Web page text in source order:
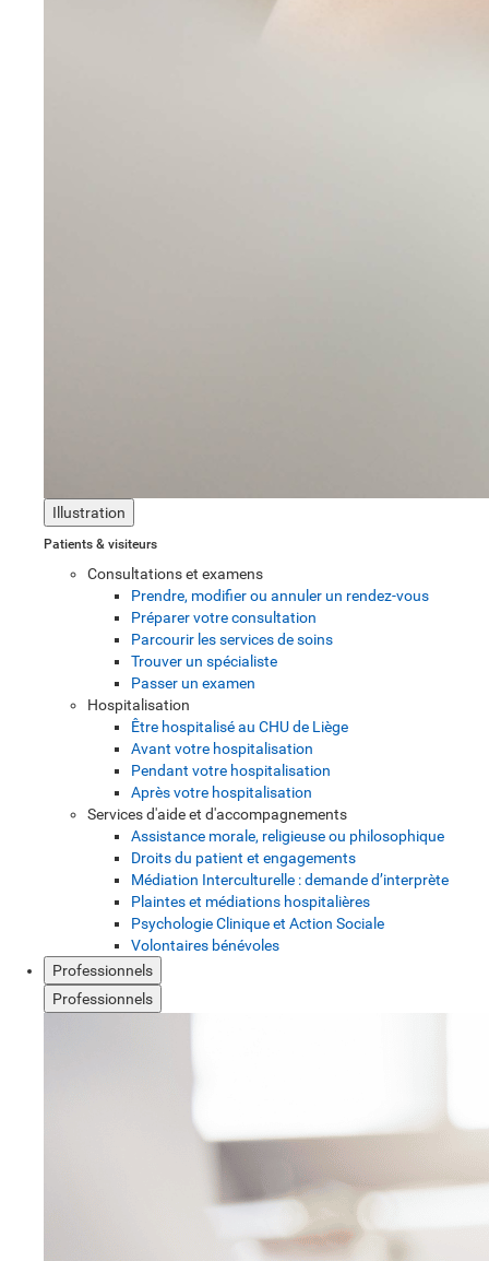
Illustration
Patients & visiteurs
Consultations et examens
Prendre, modifier ou annuler un rendez-vous
Préparer votre consultation
Parcourir les services de soins
Trouver un spécialiste
Passer un examen
Hospitalisation
Être hospitalisé au CHU de Liège
Avant votre hospitalisation
Pendant votre hospitalisation
Après votre hospitalisation
Services d'aide et d'accompagnements
Assistance morale, religieuse ou philosophique
Droits du patient et engagements
Médiation Interculturelle : demande d’interprète
Plaintes et médiations hospitalières
Psychologie Clinique et Action Sociale
Volontaires bénévoles
Professionnels
Professionnels